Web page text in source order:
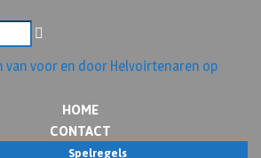
HOME
CONTACT
Spelregels